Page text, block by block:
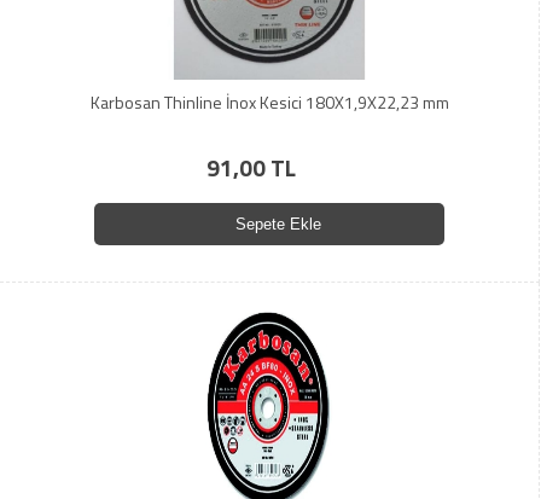
Karbosan Thinline İnox Kesici 180X1,9X22,23 mm
91,00 TL
Sepete Ekle